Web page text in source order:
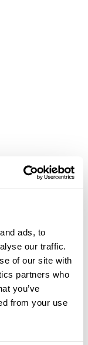
ads, to
our traffic.
of our site with
partners who
you’ve
from your use
proximité de